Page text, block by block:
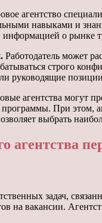
агентство
навыками и
информацией о рынке
Работодатель может
строго
руководящие
агентства могут
При этом,
выбрать
агентства
задач,
на вакансии.